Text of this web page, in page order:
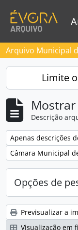
Arquivo Municipal
Limite
Descrição
Remove filter:
Apenas descrições
Remove filter:
Câmara Municipal
Opções de
Previsualizar a
Visualização em